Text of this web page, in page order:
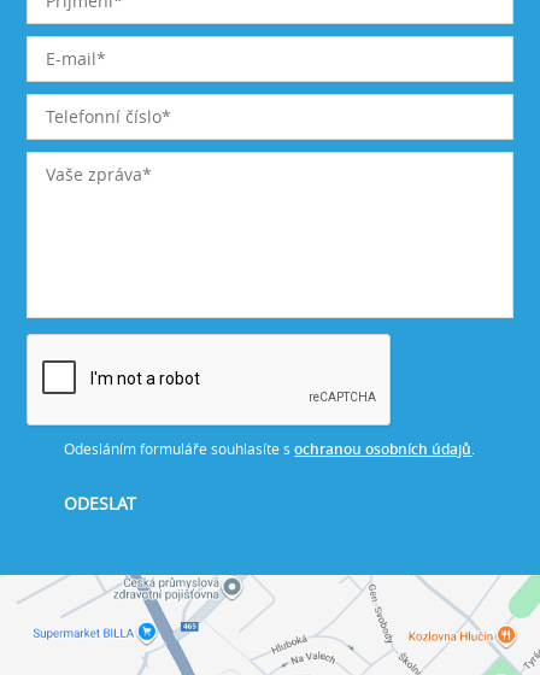
Odesláním formuláře souhlasíte sochranou osobních údajů